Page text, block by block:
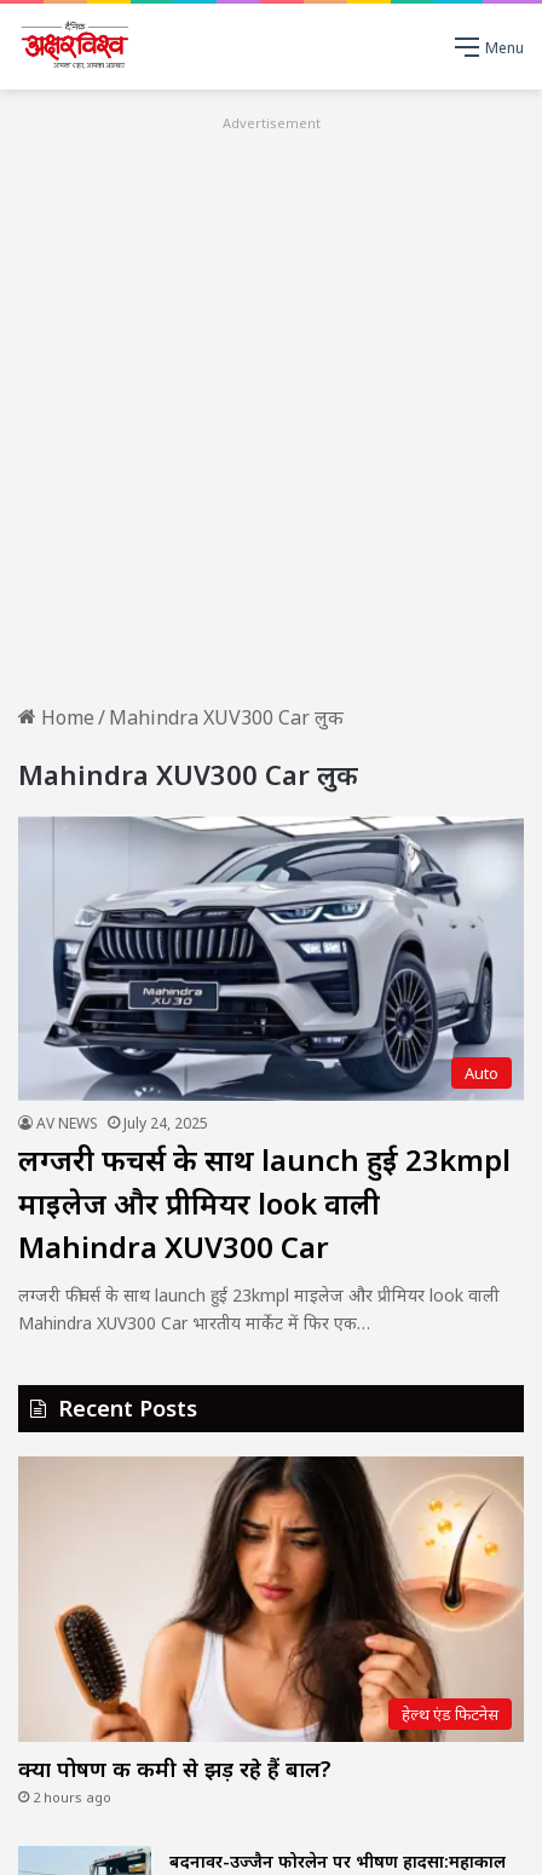
Menu
Advertisement
Home/Mahindra XUV300 Car लुक
Mahindra XUV300 Car लुक
Auto
AV NEWS July 24, 2025
लग्जरी फीचर्स के साथ launch हुई 23kmpl
माइलेज और प्रीमियर look वाली
Mahindra XUV300 Car
लग्जरी फीचर्स के साथ launch हुई 23kmpl माइलेज और प्रीमियर look वाली
Mahindra XUV300 Car भारतीय मार्केट में फिर एक…
Recent Posts
हेल्थ एंड फिटनेस
क्या पोषण की कमी से झड़ रहे हैं बाल?
2 hours ago
बदनावर-उज्जैन फोरलेन पर भीषण हादसा:महाकाल